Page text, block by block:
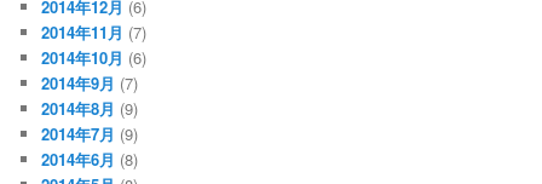
2014年12月 (6)
2014年11月 (7)
2014年10月 (6)
2014年9月 (7)
2014年8月 (9)
2014年7月 (9)
2014年6月 (8)